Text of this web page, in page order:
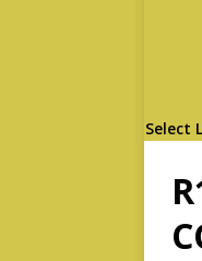
Select